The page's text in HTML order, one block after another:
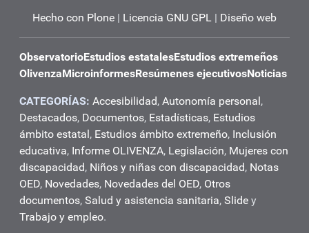
Hecho con Plone | Licencia GNU GPL | Diseño web
ObservatorioEstudios estatalesEstudios extremeños
OlivenzaMicroinformesResúmenes ejecutivosNoticias
CATEGORÍAS: Accesibilidad, Autonomía personal,
Destacados, Documentos, Estadísticas, Estudios
ámbito estatal, Estudios ámbito extremeño, Inclusión
educativa, Informe OLIVENZA, Legislación, Mujeres con
discapacidad, Niños y niñas con discapacidad, Notas
OED, Novedades, Novedades del OED, Otros
documentos, Salud y asistencia sanitaria, Slide y
Trabajo y empleo.